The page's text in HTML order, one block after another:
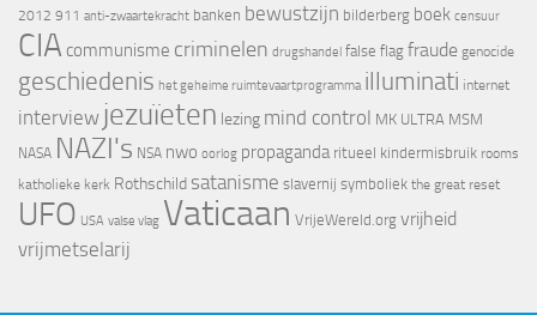
2012 911 anti-zwaartekracht banken bewustzijn bilderberg boek censuur
CIA communisme criminelen drugshandel false flag fraude genocide
geschiedenis het geheime ruimtevaartprogramma illuminati internet
interview jezuïeten lezing mind control MK ULTRA MSM
NASA NAZI's NSA nwo oorlog propaganda ritueel kindermisbruik rooms
katholieke kerk Rothschild satanisme slavernij symboliek the great reset
UFO USA valse vlag Vaticaan VrijeWereld.org vrijheid
vrijmetselarij